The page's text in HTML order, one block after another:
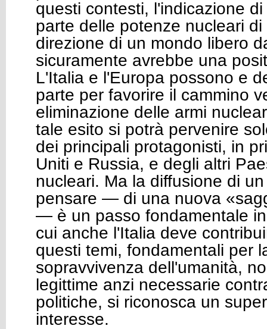
questi contesti, l'indicazione
parte delle potenze nucleari
direzione di un mondo libero
sicuramente avrebbe una
L'Italia e l'Europa possono e
parte per favorire il cammino
eliminazione delle armi
tale esito si potrà pervenire
dei principali protagonisti, in
Uniti e Russia, e degli altri
nucleari. Ma la diffusione di
pensare — di una nuova
— è un passo fondamentale
cui anche l'Italia deve
questi temi, fondamentali per
sopravvivenza dell'umanità,
legittime anzi necessarie
politiche, si riconosca un
interesse.